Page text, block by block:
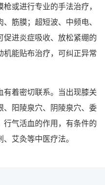
或进行专业的手法治疗，
筋膜；超短波、中频电、
进炎症吸收、放松紧绷的
能贴布治疗，可纠正异常
着密切联系。当出现膝关
阳陵泉穴、阴陵泉穴、委
气活血的作用，有条件的
艾灸等中医疗法。